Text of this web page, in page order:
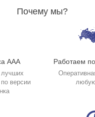
Почему мы?
ААА
версии
Работаем